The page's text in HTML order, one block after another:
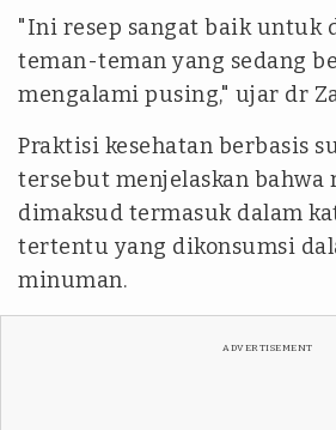
"Ini resep sangat baik untuk
teman-teman yang sedang
mengalami pusing," ujar dr
Praktisi kesehatan berbasis
tersebut menjelaskan bahwa
dimaksud termasuk dalam
tertentu yang dikonsumsi
minuman.
ADVERTISEMENT